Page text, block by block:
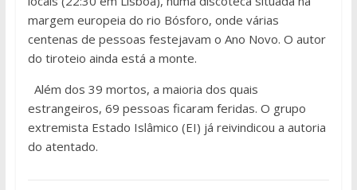
margem europeia do rio Bósforo, onde várias
centenas de pessoas festejavam o Ano Novo. O autor
do tiroteio ainda está a monte.
Além dos 39 mortos, a maioria dos quais
estrangeiros, 69 pessoas ficaram feridas. O grupo
extremista Estado Islâmico (EI) já reivindicou a autoria
do atentado.